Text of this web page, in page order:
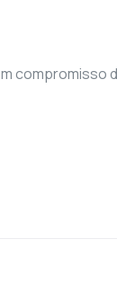
compromisso